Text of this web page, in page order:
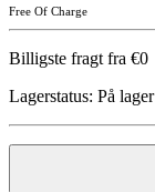
Free Of Charge
Billigste fragt fra €0
Lagerstatus: På lager